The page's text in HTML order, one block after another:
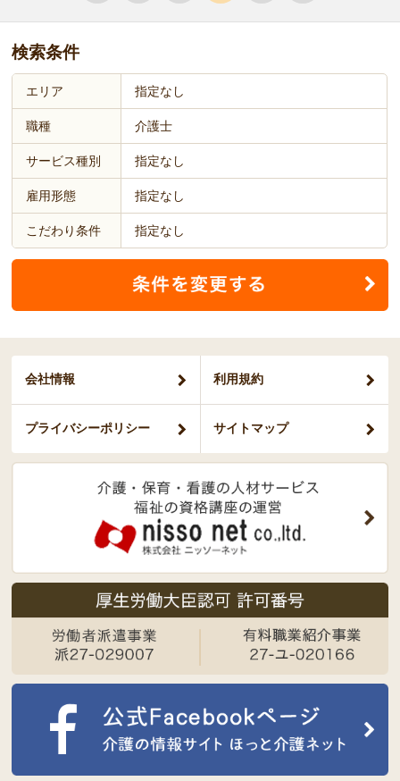
検索条件
エリア 指定なし
職種 介護士
サービス種別 指定なし
雇用形態 指定なし
こだわり条件 指定なし
会社情報 利用規約
プライバシーポリシー サイトマップ